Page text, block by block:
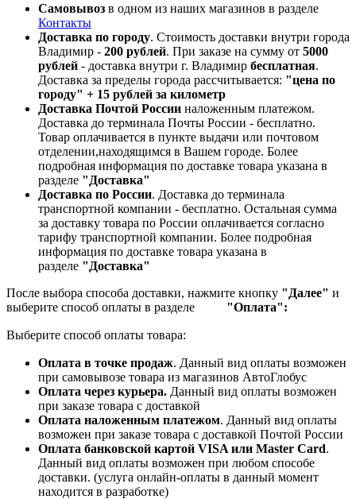
Самовывоз в одном из наших магазинов в разделе
Контакты
Доставка по городу. Стоимость доставки внутри города
Владимир - 200 рублей. При заказе на сумму от 5000
рублей - доставка внутри г. Владимир бесплатная.
Доставка за пределы города рассчитывается: "цена по
городу" + 15 рублей за километр
Доставка Почтой России наложенным платежом.
Доставка до терминала Почты России - бесплатно.
Товар оплачивается в пункте выдачи или почтовом
отделении,находящимся в Вашем городе. Более
подробная информация по доставке товара указана в
разделе "Доставка"
Доставка по России. Доставка до терминала
транспортной компании - бесплатно. Остальная сумма
за доставку товара по России оплачивается согласно
тарифу транспортной компании. Более подробная
информация по доставке товара указана в
разделе "Доставка"
После выбора способа доставки, нажмите кнопку "Далее" и
выберите способ оплаты в разделе "Оплата":
Выберите способ оплаты товара:
Оплата в точке продаж. Данный вид оплаты возможен
при самовывозе товара из магазинов АвтоГлобус
Оплата через курьера. Данный вид оплаты возможен
при заказе товара с доставкой
Оплата наложенным платежом. Данный вид оплаты
возможен при заказе товара с доставкой Почтой России
Оплата банковской картой VISA или Master Card.
Данный вид оплаты возможен при любом способе
доставки. (услуга онлайн-оплаты в данный момент
находится в разработке)